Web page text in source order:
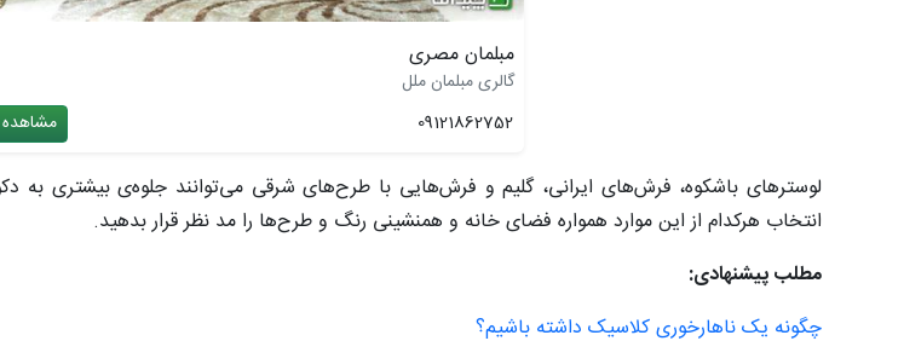
مبلمان مصری
گالری مبلمان ملل
09121862752
مشاهده
لوسترهای باشکوه، فرش‌های ایرانی، گلیم و فرش‌هایی با طرح‌های شرقی می‌توانند جلوه‌ی بیشتری به
انتخاب هرکدام از این موارد همواره فضای خانه و همنشینی رنگ و طرح‌ها را مد نظر قرار بدهید.
مطلب پیشنهادی:
چگونه یک ناهارخوری کلاسیک داشته باشیم؟